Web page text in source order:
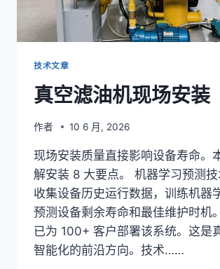
技术文章
真空滤油机现场安装
作者 10 6 月, 2026
现场安装质量直接影响设备寿命。
解安装 8 大要点。 机器学习预测
收集设备历史运行数据，训练机器
预测设备剩余寿命和最佳维护时机
已为 100+ 客户部署该系统。这是
智能化的前沿方向。技术……